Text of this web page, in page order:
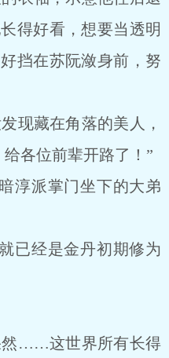
得好看，想要当透明
挡在苏阮潋身前，努
藏在角落的美人，
各位前辈开路了！”
派掌门坐下的大弟
经是金丹初期修为
……这世界所有长得